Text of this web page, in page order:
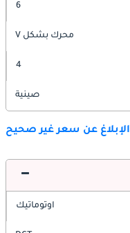
6
محرك بشكل V
4
صينية
الإبلاغ عن سعر غير صحيح
اوتوماتيك